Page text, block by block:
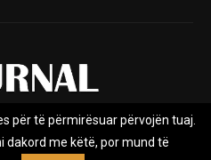
Marketing
Kontakt
Policy
për të përmirësuar përvojën tuaj.
dakord me këtë, por mund të